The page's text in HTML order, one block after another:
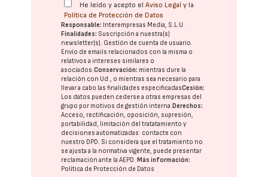
He leído y acepto elAviso Legal y la
Política de Protección de Datos
Responsable: Interempresas Media, S.L.U.
Finalidades: Suscripción a nuestra(s)
newsletter(s). Gestión de cuenta de usuario.
Envío de emails relacionados con la misma o
relativos a intereses similares o
asociados.Conservación: mientras dure la
relación con Ud., o mientras sea necesario para
llevar a cabo las finalidades especificadasCesión:
Los datos pueden cederse a otras empresas del
grupo por motivos de gestión interna. Derechos:
Acceso, rectificación, oposición, supresión,
portabilidad, limitación del tratatamiento y
decisiones automatizadas: contacte con
nuestro DPD. Si considera que el tratamiento no
se ajusta a la normativa vigente, puede presentar
reclamación ante laAEPD. Más información:
Política de Protección de Datos